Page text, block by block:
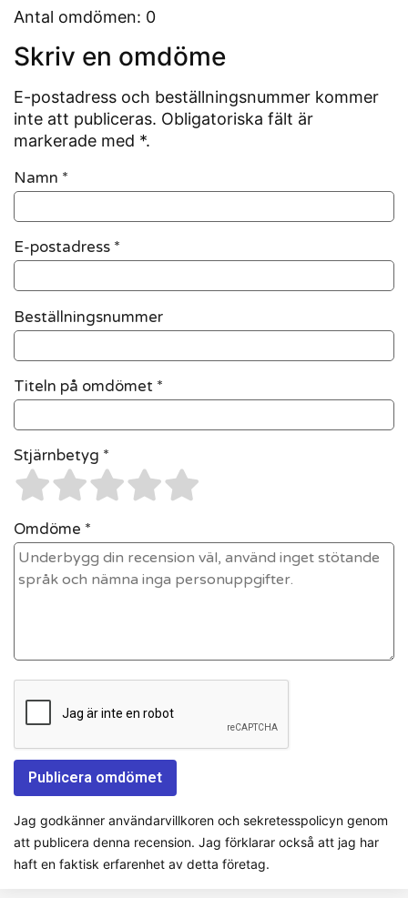
Antal omdömen: 0
Skriv en omdöme
E-postadress och beställningsnummer kommer
inte att publiceras. Obligatoriska fält är
markerade med *.
Namn *
E-postadress *
Beställningsnummer
Titeln på omdömet *
Stjärnbetyg *
Omdöme *
Jag godkänner användarvillkoren och sekretesspolicyn genom
att publicera denna recension. Jag förklarar också att jag har
haft en faktisk erfarenhet av detta företag.